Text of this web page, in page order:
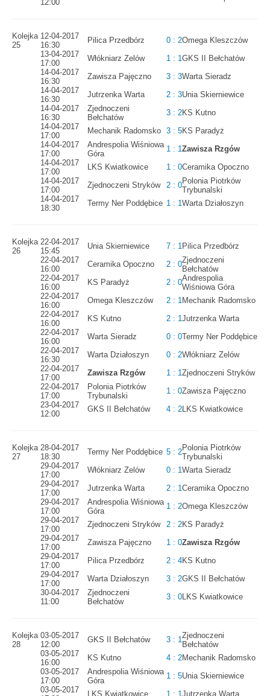
12:00
Kolejka
25
12-04-2017
16:30
Pilica Przedbórz 0 : 2Omega Kleszczów
13-04-2017
17:00
Włókniarz Zelów 1 : 1GKS II Bełchatów
14-04-2017
16:30
Zawisza Pajęczno 3 : 3Warta Sieradz
14-04-2017
16:30
Jutrzenka Warta 2 : 3Unia Skierniewice
14-04-2017
16:30
Zjednoczeni
Bełchatów
3 : 2KS Kutno
14-04-2017
17:00
Mechanik Radomsko 3 : 5KS Paradyż
14-04-2017
17:00
Andrespolia Wiśniowa
Góra
1 : 1Zawisza Rzgów
14-04-2017
17:00
LKS Kwiatkowice 1 : 0Ceramika Opoczno
14-04-2017
17:00
Zjednoczeni Stryków 2 : 0Polonia Piotrków
Trybunalski
14-04-2017
18:30
Termy Ner Poddębice 1 : 1Warta Działoszyn
Kolejka
26
22-04-2017
15:45
Unia Skierniewice 7 : 1Pilica Przedbórz
22-04-2017
16:00
Ceramika Opoczno 2 : 0Zjednoczeni
Bełchatów
22-04-2017
16:00
KS Paradyż 2 : 0Andrespolia
Wiśniowa Góra
22-04-2017
16:00
Omega Kleszczów 2 : 1Mechanik Radomsko
22-04-2017
16:00
KS Kutno 2 : 1Jutrzenka Warta
22-04-2017
16:00
Warta Sieradz 0 : 0Termy Ner Poddębice
22-04-2017
16:30
Warta Działoszyn 0 : 2Włókniarz Zelów
22-04-2017
17:00
Zawisza Rzgów 1 : 1Zjednoczeni Stryków
22-04-2017
17:00
Polonia Piotrków
Trybunalski
1 : 0Zawisza Pajęczno
23-04-2017
12:00
GKS II Bełchatów 4 : 2LKS Kwiatkowice
Kolejka
27
28-04-2017
18:30
Termy Ner Poddębice 5 : 2Polonia Piotrków
Trybunalski
29-04-2017
17:00
Włókniarz Zelów 0 : 1Warta Sieradz
29-04-2017
17:00
Jutrzenka Warta 2 : 1Ceramika Opoczno
29-04-2017
17:00
Andrespolia Wiśniowa
Góra
1 : 2Omega Kleszczów
29-04-2017
17:00
Zjednoczeni Stryków 2 : 2KS Paradyż
29-04-2017
17:00
Zawisza Pajęczno 1 : 0Zawisza Rzgów
29-04-2017
17:00
Pilica Przedbórz 2 : 4KS Kutno
29-04-2017
17:00
Warta Działoszyn 3 : 2GKS II Bełchatów
30-04-2017
11:00
Zjednoczeni
Bełchatów
3 : 0LKS Kwiatkowice
Kolejka
28
03-05-2017
12:00
GKS II Bełchatów 3 : 1Zjednoczeni
Bełchatów
03-05-2017
16:00
KS Kutno 4 : 2Mechanik Radomsko
03-05-2017
17:00
Andrespolia Wiśniowa
Góra
1 : 5Unia Skierniewice
03-05-2017
LKS Kwiatkowice 1 : 1 Jutrzenka Warta